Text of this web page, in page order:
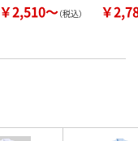
￥2,510～（税込） ￥